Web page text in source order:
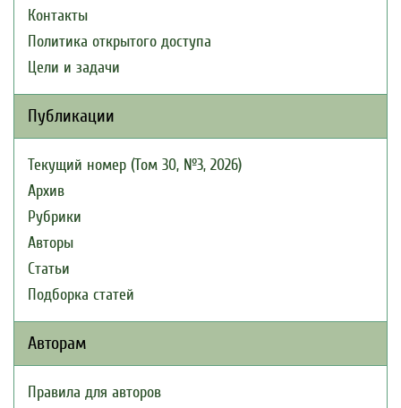
Контакты
Политика открытого доступа
Цели и задачи
Публикации
Текущий номер (Том 30, №3, 2026)
Архив
Рубрики
Авторы
Статьи
Подборка статей
Авторам
Правила для авторов